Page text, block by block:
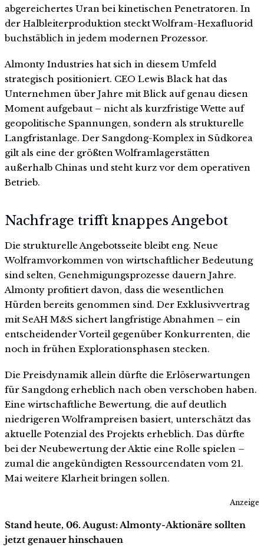
abgereichertes Uran bei kinetischen Penetratoren. In
der Halbleiterproduktion steckt Wolfram-Hexafluorid
buchstäblich in jedem modernen Prozessor.
Almonty Industries hat sich in diesem Umfeld
strategisch positioniert. CEO Lewis Black hat das
Unternehmen über Jahre mit Blick auf genau diesen
Moment aufgebaut – nicht als kurzfristige Wette auf
geopolitische Spannungen, sondern als strukturelle
Langfristanlage. Der Sangdong-Komplex in Südkorea
gilt als eine der größten Wolframlagerstätten
außerhalb Chinas und steht kurz vor dem operativen
Betrieb.
Nachfrage trifft knappes Angebot
Die strukturelle Angebotsseite bleibt eng. Neue
Wolframvorkommen von wirtschaftlicher Bedeutung
sind selten, Genehmigungsprozesse dauern Jahre.
Almonty profitiert davon, dass die wesentlichen
Hürden bereits genommen sind. Der Exklusivvertrag
mit SeAH M&S sichert langfristige Abnahmen – ein
entscheidender Vorteil gegenüber Konkurrenten, die
noch in frühen Explorationsphasen stecken.
Die Preisdynamik allein dürfte die Erlöserwartungen
für Sangdong erheblich nach oben verschoben haben.
Eine wirtschaftliche Bewertung, die auf deutlich
niedrigeren Wolframpreisen basiert, unterschätzt das
aktuelle Potenzial des Projekts erheblich. Das dürfte
bei der Neubewertung der Aktie eine Rolle spielen –
zumal die angekündigten Ressourcendaten vom 21.
Mai weitere Klarheit bringen sollen.
Anzeige
Stand heute, 06. August: Almonty-Aktionäre sollten
jetzt genauer hinschauen